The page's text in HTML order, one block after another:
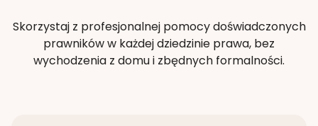
Skorzystaj z profesjonalnej pomocy doświadczonych
prawników w każdej dziedzinie prawa, bez
wychodzenia z domu i zbędnych formalności.